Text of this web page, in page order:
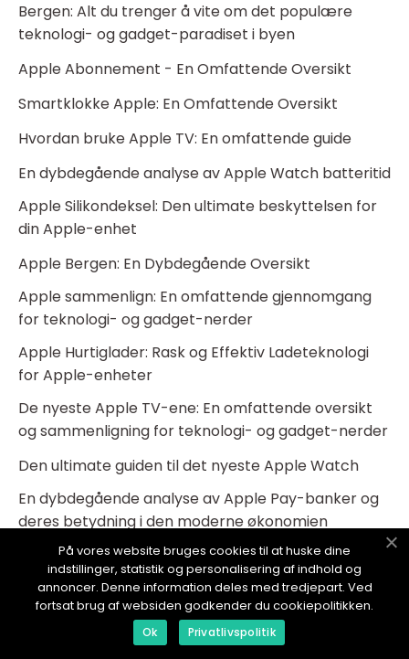
Bergen: Alt du trenger å vite om det populære
teknologi- og gadget-paradiset i byen
Apple Abonnement - En Omfattende Oversikt
Smartklokke Apple: En Omfattende Oversikt
Hvordan bruke Apple TV: En omfattende guide
En dybdegående analyse av Apple Watch batteritid
Apple Silikondeksel: Den ultimate beskyttelsen for
din Apple-enhet
Apple Bergen: En Dybdegående Oversikt
Apple sammenlign: En omfattende gjennomgang
for teknologi- og gadget-nerder
Apple Hurtiglader: Rask og Effektiv Ladeteknologi
for Apple-enheter
De nyeste Apple TV-ene: En omfattende oversikt
og sammenligning for teknologi- og gadget-nerder
Den ultimate guiden til det nyeste Apple Watch
En dybdegående analyse av Apple Pay-banker og
deres betydning i den moderne økonomien
Apple Utdanning: En Omfattende Oversikt
VPN Apple TV: The Ultimate Guide for Tech
Enthusiasts
Apple TV Android: The Ultimate Guide for Tech and
På vores website bruges cookies til at huske dine
indstillinger, statistik og personalisering af indhold og
annoncer. Denne information deles med tredjepart. Ved
fortsat brug af websiden godkender du cookiepolitikken.
Ok Privatlivspolitik